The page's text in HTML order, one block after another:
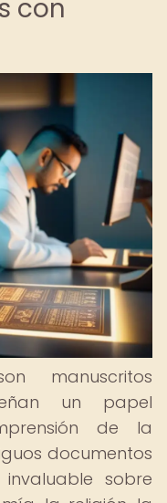
con
manuscritos
un papel
de la
documentos
sobre